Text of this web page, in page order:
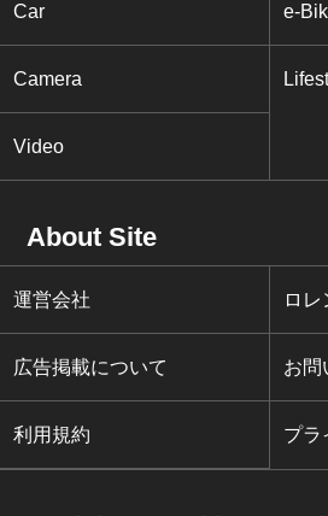
Car e-
Camera
Video
About Site
運営会社 ロレ
広告掲載について お問
利用規約 プラ